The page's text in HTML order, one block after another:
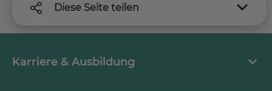
Diese Seite teilen
Karriere & Ausbildung